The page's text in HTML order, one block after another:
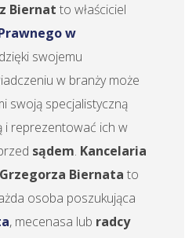
Biernat to właściciel
w
swojemu
w branży może
swoją specjalistyczną
i reprezentować ich w
sądem. Kancelaria
Biernata to
osoba poszukująca
, mecenasa lub radcy